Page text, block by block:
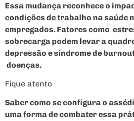
Essa mudança reconhece o
condições de trabalho na saúde
empregados. Fatores como
sobrecarga podem levar a
depressão e síndrome de
doenças.
Fique atento
Saber como se configura o
uma forma de combater essa